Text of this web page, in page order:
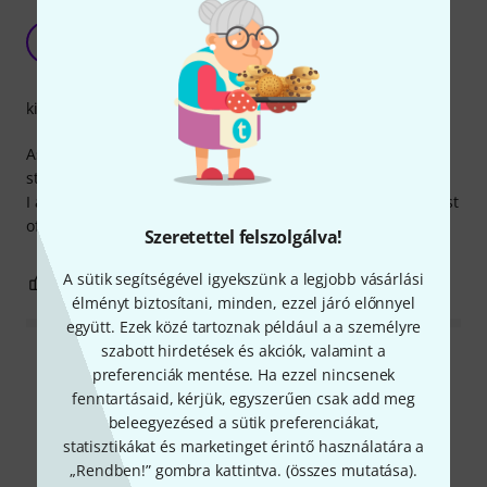
Szeretettel felszolgálva!
A sütik segítségével igyekszünk a legjobb vásárlási
élményt biztosítani, minden, ezzel járó előnnyel
együtt. Ezek közé tartoznak például a a személyre
szabott hirdetések és akciók, valamint a
preferenciák mentése. Ha ezzel nincsenek
fenntartásaid, kérjük, egyszerűen csak add meg
beleegyezésed a sütik preferenciákat,
statisztikákat és marketinget érintő használatára a
„Rendben!” gombra kattintva. (összes mutatása).
Good but the 50+ was better
Helen - Academy of Sound Therapy 03.06.2025
As a teacher I try out lots of mallets and flumies so that my
students can see and try out a full range.
I also bought a 50+, 60+ and 70+ and found the 50+ the best
of the 3.
kivitelezés
1 0 JELENTEM!
Összes értékelés olvasása
Alternatívák összevetése